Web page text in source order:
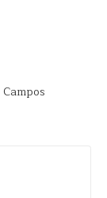
Campos